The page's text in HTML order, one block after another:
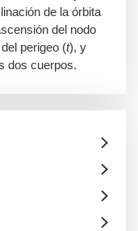
de la órbita
del nodo
perigeo (t), y
dos cuerpos.